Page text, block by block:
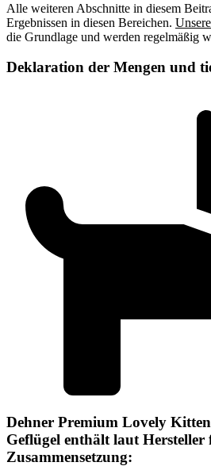
Alle weiteren Abschnitte in diesem
Ergebnissen in diesen Bereichen.
die Grundlage und werden regelmäßig
Deklaration der Mengen und
Dehner Premium Lovely
Geflügel enthält laut Hersteller
Zusammensetzung: